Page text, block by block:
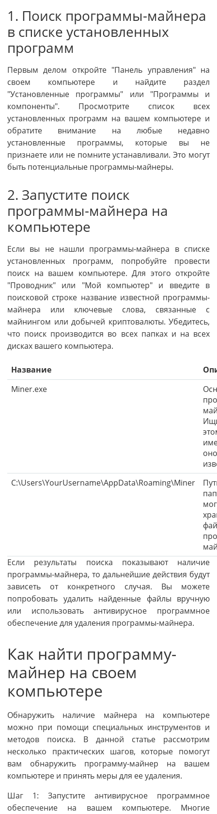
1. Поиск программы-майнера
в списке установленных
программ
Первым делом откройте "Панель управления" на
своем компьютере и найдите раздел
"Установленные программы" или "Программы и
компоненты". Просмотрите список всех
установленных программ на вашем компьютере и
обратите внимание на любые недавно
установленные программы, которые вы не
признаете или не помните устанавливали. Это могут
быть потенциальные программы-майнеры.
2. Запустите поиск
программы-майнера на
компьютере
Если вы не нашли программы-майнера в списке
установленных программ, попробуйте провести
поиск на вашем компьютере. Для этого откройте
"Проводник" или "Мой компьютер" и введите в
поисковой строке название известной программы-
майнера или ключевые слова, связанные с
майнингом или добычей криптовалюты. Убедитесь,
что поиск производится во всех папках и на всех
дисках вашего компьютера.
Название
Miner.exe
оно
C:\Users\YourUsername\AppData\Roaming\Miner
Если результаты поиска показывают наличие
программы-майнера, то дальнейшие действия будут
зависеть от конкретного случая. Вы можете
попробовать удалить найденные файлы вручную
или использовать антивирусное программное
обеспечение для удаления программы-майнера.
Как найти программу-
майнер на своем
компьютере
Обнаружить наличие майнера на компьютере
можно при помощи специальных инструментов и
методов поиска. В данной статье рассмотрим
несколько практических шагов, которые помогут
вам обнаружить программу-майнер на вашем
компьютере и принять меры для ее удаления.
Шаг 1: Запустите антивирусное программное
обеспечение на вашем компьютере. Многие